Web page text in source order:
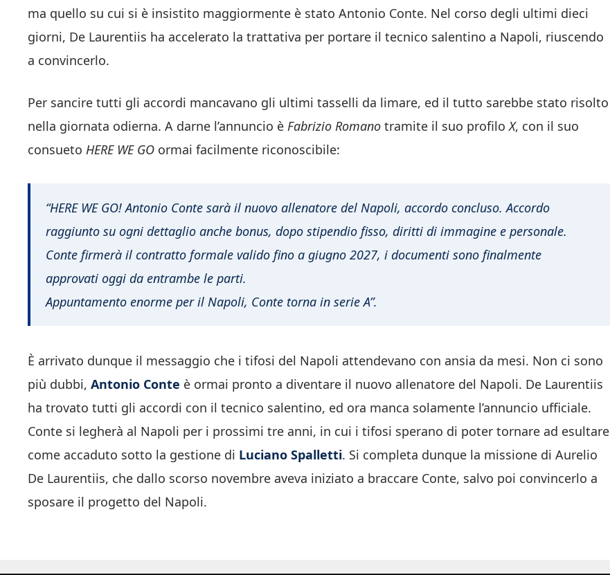
ma quello su cui si è insistito maggiormente è stato Antonio Conte. Nel corso degli ultimi dieci
giorni, De Laurentiis ha accelerato la trattativa per portare il tecnico salentino a Napoli, riuscendo
a convincerlo.
Per sancire tutti gli accordi mancavano gli ultimi tasselli da limare, ed il tutto sarebbe stato risolto
nella giornata odierna. A darne l’annuncio è Fabrizio Romano tramite il suo profilo X, con il suo
consueto HERE WE GO ormai facilmente riconoscibile:
“HERE WE GO! Antonio Conte sarà il nuovo allenatore del Napoli, accordo concluso.Accordo
raggiunto su ogni dettaglio anche bonus, dopo stipendio fisso, diritti di immagine e personale.
Conte firmerà il contratto formale valido fino a giugno 2027, i documenti sono finalmente
approvati oggi da entrambe le parti.
Appuntamento enorme per il Napoli, Conte torna in serie A”.
È arrivato dunque il messaggio che i tifosi del Napoli attendevano con ansia da mesi. Non ci sono
più dubbi, Antonio Conte è ormai pronto a diventare il nuovo allenatore del Napoli. De Laurentiis
ha trovato tutti gli accordi con il tecnico salentino, ed ora manca solamente l’annuncio ufficiale.
Conte si legherà al Napoli per i prossimi tre anni, in cui i tifosi sperano di poter tornare ad esultare
come accaduto sotto la gestione di Luciano Spalletti. Si completa dunque la missione di Aurelio
De Laurentiis, che dallo scorso novembre aveva iniziato a braccare Conte, salvo poi convincerlo a
sposare il progetto del Napoli.